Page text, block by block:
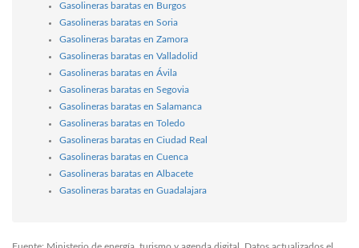
Gasolineras baratas en Burgos
Gasolineras baratas en Soria
Gasolineras baratas en Zamora
Gasolineras baratas en Valladolid
Gasolineras baratas en Ávila
Gasolineras baratas en Segovia
Gasolineras baratas en Salamanca
Gasolineras baratas en Toledo
Gasolineras baratas en Ciudad Real
Gasolineras baratas en Cuenca
Gasolineras baratas en Albacete
Gasolineras baratas en Guadalajara